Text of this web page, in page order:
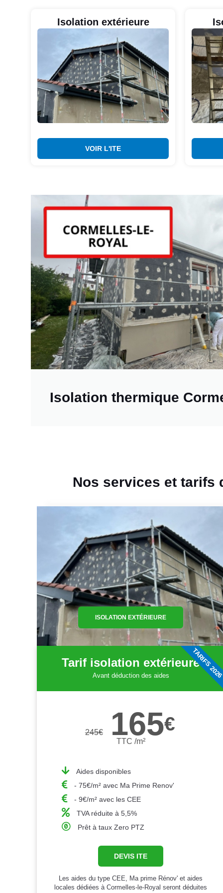
Isolation extérieure
VOIR L'ITE
Isolation thermique
Nos services et tarifs
ISOLATION EXTÉRIEURE
Tarif isolation extérieure
Avant déduction des aides
245€ 165€
TTC /m²
Aides disponibles
- 75€/m² avec Ma Prime Renov'
- 9€/m² avec les CEE
TVA réduite à 5,5%
Prêt à taux Zero PTZ
DEVIS ITE
Les aides du type CEE, Ma prime Rénov' et aides
locales dédiées à Cormelles-le-Royal seront déduites
TARIFS